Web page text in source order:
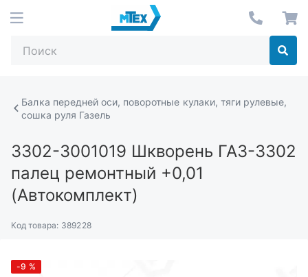
Балка передней оси, поворотные кулаки, тяги рулевые,
сошка руля Газель
3302-3001019 Шкворень ГАЗ-3302
палец ремонтный +0,01
(Автокомплект)
Код товара: 389228
-9 %